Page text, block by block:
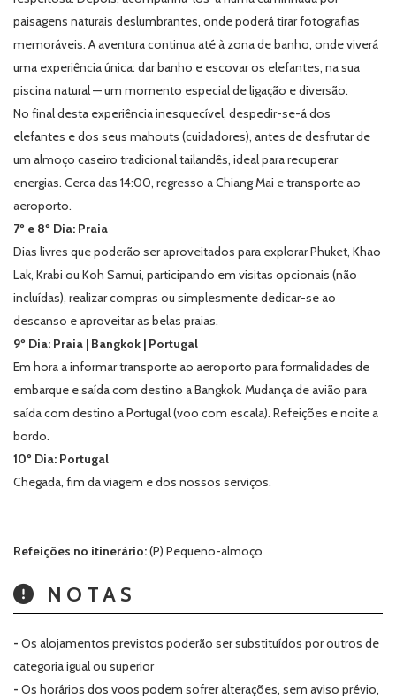
paisagens naturais deslumbrantes, onde poderá tirar fotografias
memoráveis. A aventura continua até à zona de banho, onde viverá
uma experiência única: dar banho e escovar os elefantes, na sua
piscina natural — um momento especial de ligação e diversão.
No final desta experiência inesquecível, despedir-se-á dos
elefantes e dos seus mahouts (cuidadores), antes de desfrutar de
um almoço caseiro tradicional tailandês, ideal para recuperar
energias. Cerca das 14:00, regresso a Chiang Mai e transporte ao
aeroporto.
7º e 8º Dia: Praia
Dias livres que poderão ser aproveitados para explorar Phuket, Khao
Lak, Krabi ou Koh Samui, participando em visitas opcionais (não
incluídas), realizar compras ou simplesmente dedicar-se ao
descanso e aproveitar as belas praias.
9º Dia: Praia | Bangkok | Portugal
Em hora a informar transporte ao aeroporto para formalidades de
embarque e saída com destino a Bangkok. Mudança de avião para
saída com destino a Portugal (voo com escala). Refeições e noite a
bordo.
10º Dia: Portugal
Chegada, fim da viagem e dos nossos serviços.
Refeições no itinerário:(P) Pequeno-almoço
NOTAS
- Os alojamentos previstos poderão ser substituídos por outros de
categoria igual ou superior
- Os horários dos voos podem sofrer alterações, sem aviso prévio,